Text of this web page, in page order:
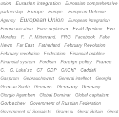
union
Eurasian integration
Euroasian comprehensive
partnership
Europe Europe.
European Defence
Agency
European Union
European integration
Europeanization
Euroscepticism Evald Ilyenkov
Evo
Morales
F. F. Mitterrand. FRG Facebook
Fake
News
Far East Fatherland
February Revolution
February revolution
Federation
Financial bubble»
Financial system
Fordism Foreign policy France
G. G. Luka´sc G7 GDP GKChP
Gaddafi
Gasprom
Gebrauchswert General intellect
Georgia
German South
Germans Germany
Germany.
Giorgio Agamben
Global Dominat Global capitalism
Gorbachev
Government of Russian Federation
Government of Socialists
Gramsci Great Britain
Great